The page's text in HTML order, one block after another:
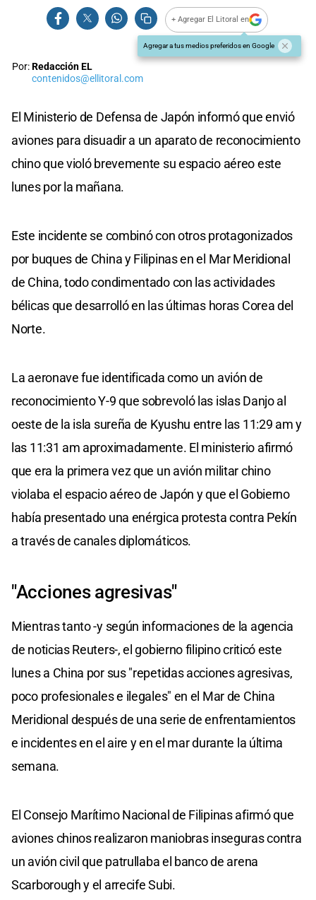
+ Agregar El Litoral en
Agregar a tus medios preferidos en Google
Por:Redacción EL
contenidos@ellitoral.com
El Ministerio de Defensa de Japón informó que envió
aviones para disuadir a un aparato de reconocimiento
chino que violó brevemente su espacio aéreo este
lunes por la mañana.
Este incidente se combinó con otros protagonizados
por buques de China y Filipinas en el Mar Meridional
de China, todo condimentado con las actividades
bélicas que desarrolló en las últimas horas Corea del
Norte.
La aeronave fue identificada como un avión de
reconocimiento Y-9 que sobrevoló las islas Danjo al
oeste de la isla sureña de Kyushu entre las 11:29 am y
las 11:31 am aproximadamente. El ministerio afirmó
que era la primera vez que un avión militar chino
violaba el espacio aéreo de Japón y que el Gobierno
había presentado una enérgica protesta contra Pekín
a través de canales diplomáticos.
"Acciones agresivas"
Mientras tanto -y según informaciones de la agencia
de noticias Reuters-, el gobierno filipino criticó este
lunes a China por sus "repetidas acciones agresivas,
poco profesionales e ilegales" en el Mar de China
Meridional después de una serie de enfrentamientos
e incidentes en el aire y en el mar durante la última
semana.
El Consejo Marítimo Nacional de Filipinas afirmó que
aviones chinos realizaron maniobras inseguras contra
un avión civil que patrullaba el banco de arena
Scarborough y el arrecife Subi.